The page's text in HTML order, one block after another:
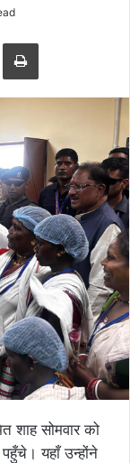
via Email Print
शाह सोमवार को
यहाँ उन्होंने